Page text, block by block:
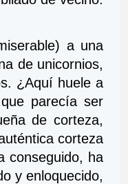
a una
de unicornios,
¿Aquí huele a
parecía ser
de corteza,
corteza
conseguido, ha
y enloquecido,